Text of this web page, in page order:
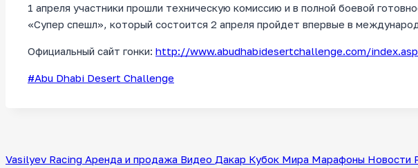
1 апреля участники прошли техническую комиссию и в полной боевой
«Супер спешл», который состоится 2 апреля пройдет впервые в
Официальный сайт гонки: http://www.abudhabidesertchallenge.com/
Метки
#Abu Dhabi Desert Challenge
Vasilyev Racing Аренда и продажа Видео Дакар Кубок Мира Марафоны Новости